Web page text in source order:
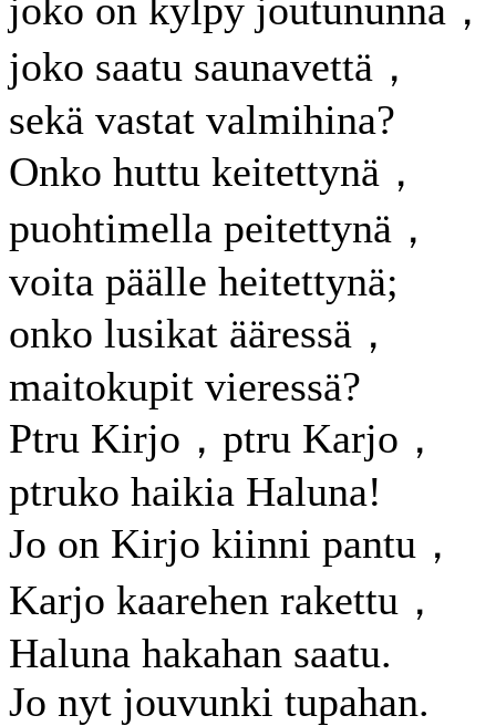
joko on kylpy joutununna，
joko saatu saunavettä，
sekä vastat valmihina?
Onko huttu keitettynä，
puohtimella peitettynä，
voita päälle heitettynä;
onko lusikat ääressä，
maitokupit vieressä?
Ptru Kirjo，ptru Karjo，
ptruko haikia Haluna!
Jo on Kirjo kiinni pantu，
Karjo kaarehen rakettu，
Haluna hakahan saatu.
Jo nyt jouvunki tupahan.